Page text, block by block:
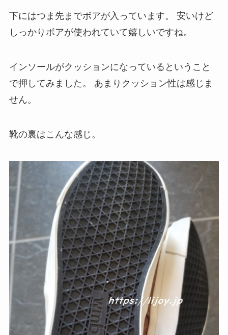
下にはつま先までボアが入っています。
安いけど
しっかりボアが使われていて嬉しいですね。
インソールがクッションになっているということ
で押してみました。
あまりクッション性は感じま
せん。
靴の裏はこんな感じ。